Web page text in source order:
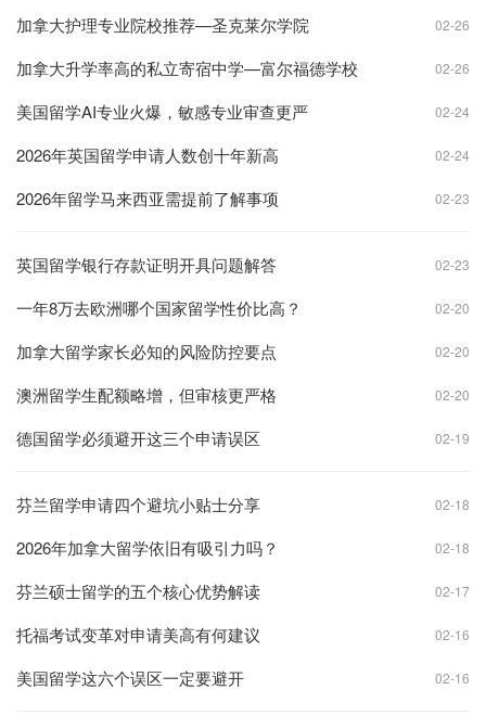
加拿大护理专业院校推荐—圣克莱尔学院 02-26
加拿大升学率高的私立寄宿中学—富尔福德学校 02-26
美国留学AI专业火爆，敏感专业审查更严 02-24
2026年英国留学申请人数创十年新高 02-24
2026年留学马来西亚需提前了解事项 02-23
英国留学银行存款证明开具问题解答 02-23
一年8万去欧洲哪个国家留学性价比高？ 02-20
加拿大留学家长必知的风险防控要点 02-20
澳洲留学生配额略增，但审核更严格 02-20
德国留学必须避开这三个申请误区 02-19
芬兰留学申请四个避坑小贴士分享 02-18
2026年加拿大留学依旧有吸引力吗？ 02-18
芬兰硕士留学的五个核心优势解读 02-17
托福考试变革对申请美高有何建议 02-16
美国留学这六个误区一定要避开 02-16